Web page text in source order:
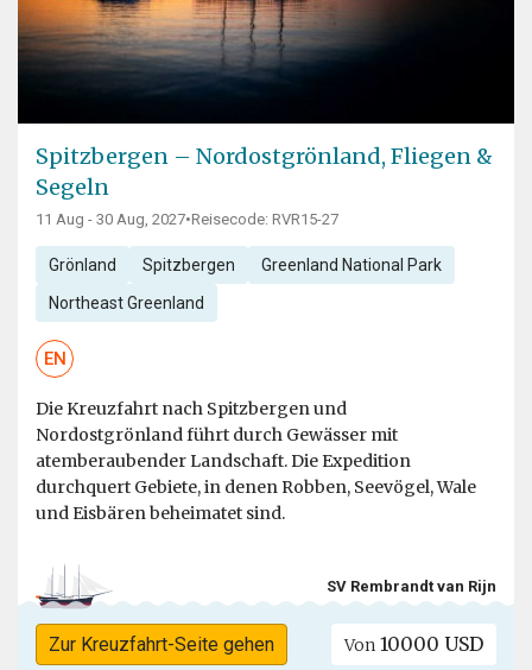
Spitzbergen – Nordostgrönland, Fliegen &
Segeln
11 Aug - 30 Aug, 2027•Reisecode: RVR15-27
Grönland Spitzbergen Greenland National Park
Northeast Greenland
EN
Die Kreuzfahrt nach Spitzbergen und
Nordostgrönland führt durch Gewässer mit
atemberaubender Landschaft. Die Expedition
durchquert Gebiete, in denen Robben, Seevögel, Wale
und Eisbären beheimatet sind.
SV Rembrandt van Rijn
Zur Kreuzfahrt-Seite gehen Von 10000 USD